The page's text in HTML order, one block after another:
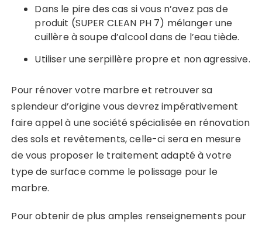
Dans le pire des cas si vous n’avez pas de
produit (SUPER CLEAN PH 7) mélanger une
cuillère à soupe d’alcool dans de l’eau tiède.
Utiliser une serpillère propre et non agressive.
Pour rénover votre marbre et retrouver sa
splendeur d’origine vous devrez impérativement
faire appel à une société spécialisée en rénovation
des sols et revêtements, celle-ci sera en mesure
de vous proposer le traitement adapté à votre
type de surface comme le polissage pour le
marbre.
Pour obtenir de plus amples renseignements pour